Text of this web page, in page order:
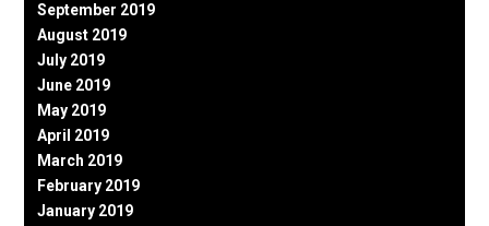
September 2019
August 2019
July 2019
June 2019
May 2019
April 2019
March 2019
February 2019
January 2019